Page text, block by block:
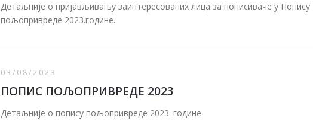
Детаљније о пријављивању заинтересованих лица за пописиваче у Попису
пољопривреде 2023.године.
03/08/2023
ПОПИС ПОЉОПРИВРЕДЕ 2023
Детаљније о попису пољопривреде 2023. године